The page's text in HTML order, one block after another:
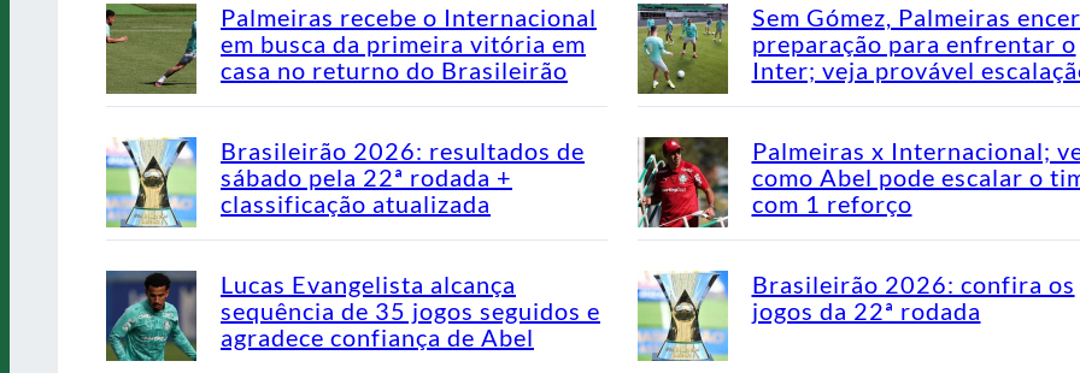
Palmeiras recebe o Internacional
em busca da primeira vitória em
casa no returno do Brasileirão
Sem Gómez, Palmeiras
preparação para enfrentar o
Inter; veja provável
Brasileirão 2026: resultados de
sábado pela 22ª rodada +
classificação atualizada
Palmeiras x Internacional;
como Abel pode escalar o
com 1 reforço
Lucas Evangelista alcança
sequência de 35 jogos seguidos e
agradece confiança de Abel
Brasileirão 2026: confira os
jogos da 22ª rodada